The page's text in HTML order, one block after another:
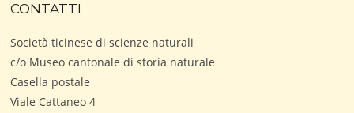
CONTATTI
Società ticinese di scienze naturali
c/o Museo cantonale di storia naturale
Casella postale
Viale Cattaneo 4